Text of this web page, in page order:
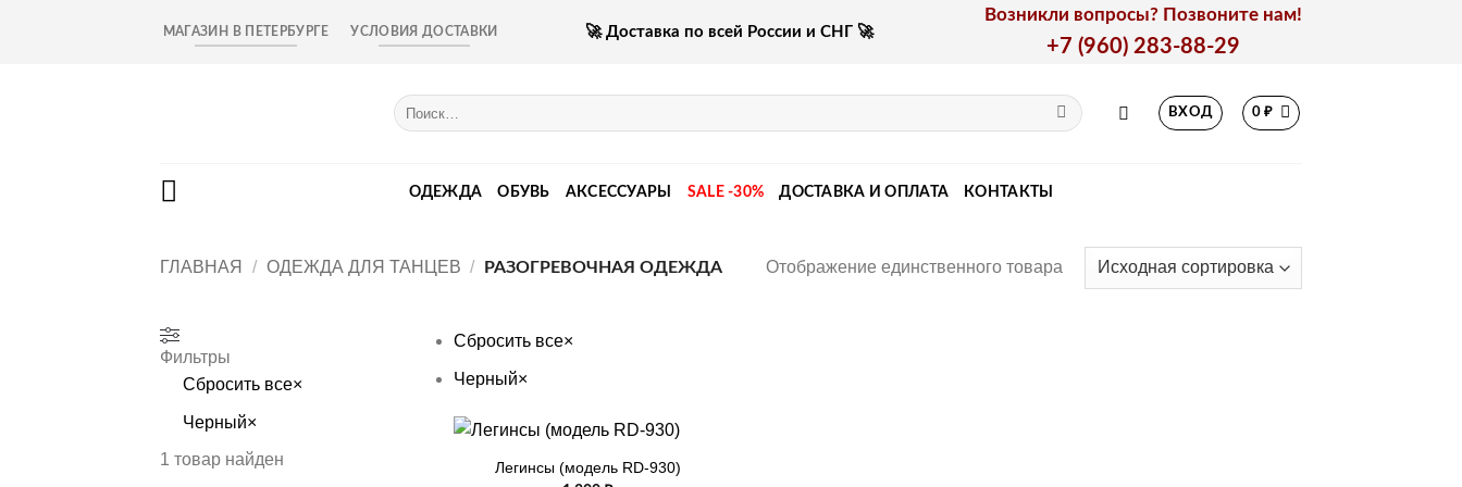
МАГАЗИН В ПЕТЕРБУРГЕ УСЛОВИЯ ДОСТАВКИ 🚀 Доставка по всей России и СНГ 🚀
Возникли вопросы? Позвоните нам!
+7 (960) 283-88-29
Искать:
ВХОД 0₽
ОДЕЖДА ОБУВЬ АКСЕССУАРЫ SALE -30% ДОСТАВКА И ОПЛАТА КОНТАКТЫ
ГЛАВНАЯ / ОДЕЖДА ДЛЯ ТАНЦЕВ / РАЗОГРЕВОЧНАЯ ОДЕЖДА Отображение единственного товара
Фильтры
Сбросить все×
Черный×
1 товар найден
Сбросить все×
Черный×
+
Легинсы (модель RD-930)